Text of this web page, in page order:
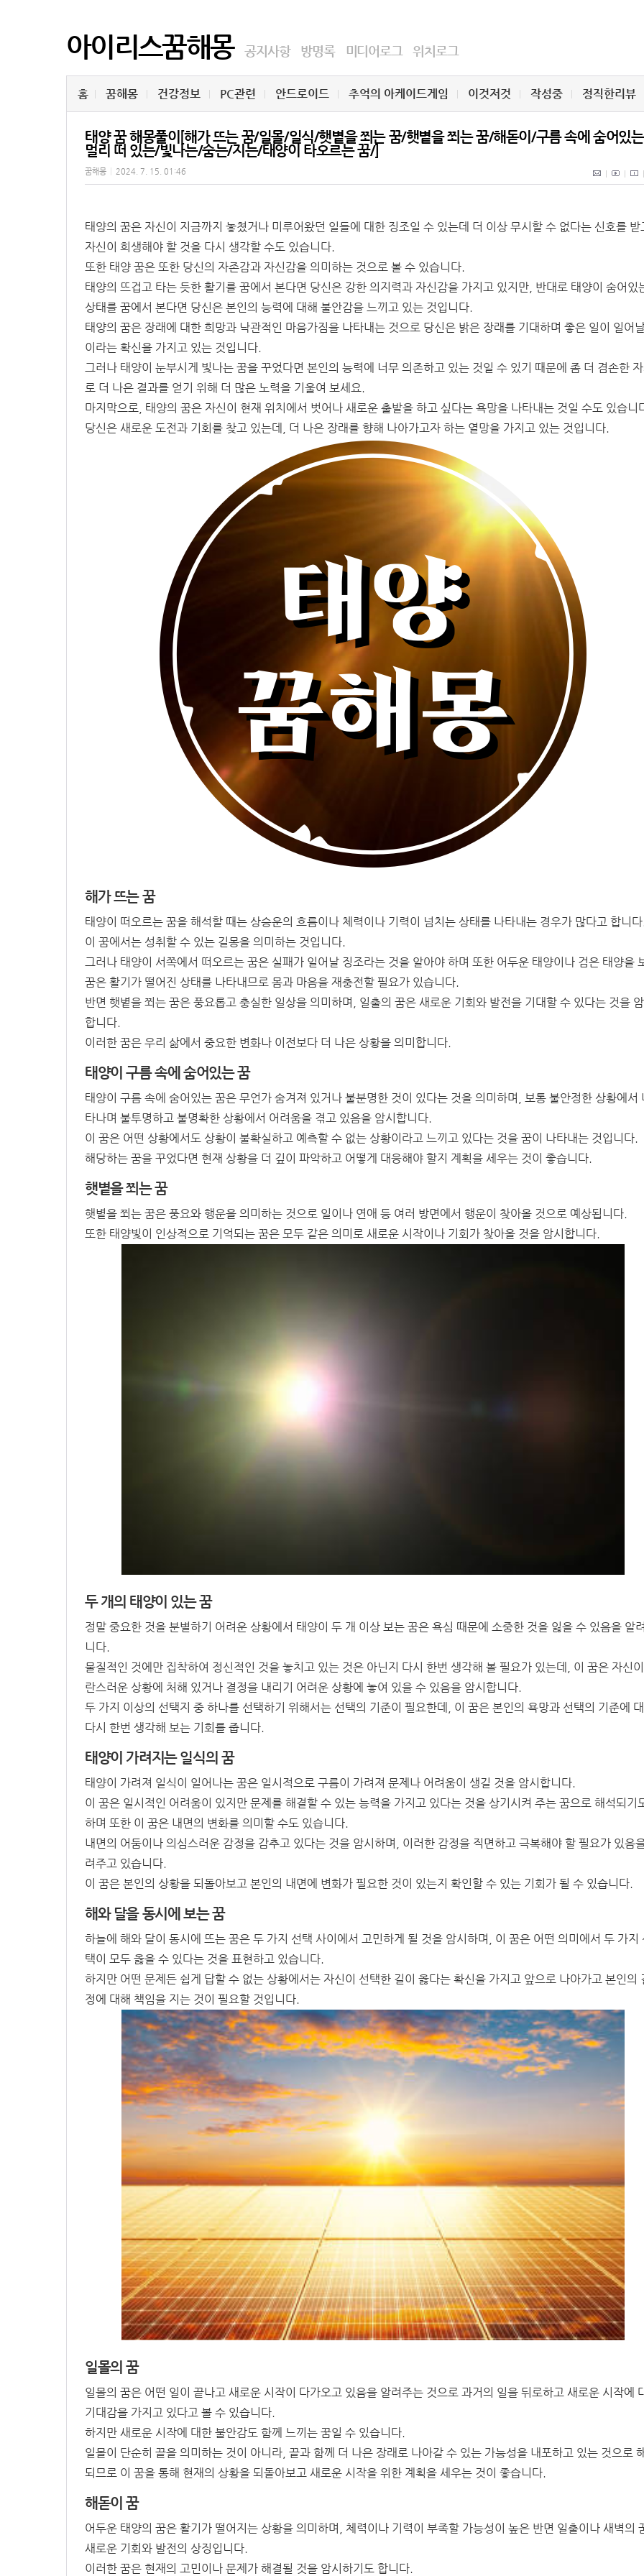
아이리스꿈해몽 공지사항 방명록 미디어로그 위치로그
홈 꿈해몽 건강정보 PC관련 안드로이드 추억의 아케이드게임 이것저것 작성중 정직한리뷰
태양 꿈 해몽풀이[해가 뜨는 꿈/일몰/일식/햇볕을 쬐는 꿈/햇볕을 쬐는 꿈/해돋이/구름 속에 숨어있
멀리 떠 있는/빛나는/숨는/지는/태양이 타오르는 꿈/]
꿈해몽 2024. 7. 15. 01:46
태양의 꿈은 자신이 지금까지 놓쳤거나 미루어왔던 일들에 대한 징조일 수 있는데 더 이상 무시할 수 없다는 신호를 받
자신이 희생해야 할 것을 다시 생각할 수도 있습니다.
또한 태양 꿈은 또한 당신의 자존감과 자신감을 의미하는 것으로 볼 수 있습니다.
태양의 뜨겁고 타는 듯한 활기를 꿈에서 본다면 당신은 강한 의지력과 자신감을 가지고 있지만, 반대로 태양이 숨어있
상태를 꿈에서 본다면 당신은 본인의 능력에 대해 불안감을 느끼고 있는 것입니다.
태양의 꿈은 장래에 대한 희망과 낙관적인 마음가짐을 나타내는 것으로 당신은 밝은 장래를 기대하며 좋은 일이 일어
이라는 확신을 가지고 있는 것입니다.
그러나 태양이 눈부시게 빛나는 꿈을 꾸었다면 본인의 능력에 너무 의존하고 있는 것일 수 있기 때문에 좀 더 겸손한
로 더 나은 결과를 얻기 위해 더 많은 노력을 기울여 보세요.
마지막으로, 태양의 꿈은 자신이 현재 위치에서 벗어나 새로운 출발을 하고 싶다는 욕망을 나타내는 것일 수도 있습니
당신은 새로운 도전과 기회를 찾고 있는데, 더 나은 장래를 향해 나아가고자 하는 열망을 가지고 있는 것입니다.
해가 뜨는 꿈
태양이 떠오르는 꿈을 해석할 때는 상승운의 흐름이나 체력이나 기력이 넘치는 상태를 나타내는 경우가 많다고 합니
이 꿈에서는 성취할 수 있는 길몽을 의미하는 것입니다.
그러나 태양이 서쪽에서 떠오르는 꿈은 실패가 일어날 징조라는 것을 알아야 하며 또한 어두운 태양이나 검은 태양을
꿈은 활기가 떨어진 상태를 나타내므로 몸과 마음을 재충전할 필요가 있습니다.
반면 햇볕을 쬐는 꿈은 풍요롭고 충실한 일상을 의미하며, 일출의 꿈은 새로운 기회와 발전을 기대할 수 있다는 것을
합니다.
이러한 꿈은 우리 삶에서 중요한 변화나 이전보다 더 나은 상황을 의미합니다.
태양이 구름 속에 숨어있는 꿈
태양이 구름 속에 숨어있는 꿈은 무언가 숨겨져 있거나 불분명한 것이 있다는 것을 의미하며, 보통 불안정한 상황에서
타나며 불투명하고 불명확한 상황에서 어려움을 겪고 있음을 암시합니다.
이 꿈은 어떤 상황에서도 상황이 불확실하고 예측할 수 없는 상황이라고 느끼고 있다는 것을 꿈이 나타내는 것입니다.
해당하는 꿈을 꾸었다면 현재 상황을 더 깊이 파악하고 어떻게 대응해야 할지 계획을 세우는 것이 좋습니다.
햇볕을 쬐는 꿈
햇볕을 쬐는 꿈은 풍요와 행운을 의미하는 것으로 일이나 연애 등 여러 방면에서 행운이 찾아올 것으로 예상됩니다.
또한 태양빛이 인상적으로 기억되는 꿈은 모두 같은 의미로 새로운 시작이나 기회가 찾아올 것을 암시합니다.
두 개의 태양이 있는 꿈
정말 중요한 것을 분별하기 어려운 상황에서 태양이 두 개 이상 보는 꿈은 욕심 때문에 소중한 것을 잃을 수 있음을 알
니다.
물질적인 것에만 집착하여 정신적인 것을 놓치고 있는 것은 아닌지 다시 한번 생각해 볼 필요가 있는데, 이 꿈은 자신
란스러운 상황에 처해 있거나 결정을 내리기 어려운 상황에 놓여 있을 수 있음을 암시합니다.
두 가지 이상의 선택지 중 하나를 선택하기 위해서는 선택의 기준이 필요한데, 이 꿈은 본인의 욕망과 선택의 기준에
다시 한번 생각해 보는 기회를 줍니다.
태양이 가려지는 일식의 꿈
태양이 가려져 일식이 일어나는 꿈은 일시적으로 구름이 가려져 문제나 어려움이 생길 것을 암시합니다.
이 꿈은 일시적인 어려움이 있지만 문제를 해결할 수 있는 능력을 가지고 있다는 것을 상기시켜 주는 꿈으로 해석되기
하며 또한 이 꿈은 내면의 변화를 의미할 수도 있습니다.
내면의 어둠이나 의심스러운 감정을 감추고 있다는 것을 암시하며, 이러한 감정을 직면하고 극복해야 할 필요가 있음
려주고 있습니다.
이 꿈은 본인의 상황을 되돌아보고 본인의 내면에 변화가 필요한 것이 있는지 확인할 수 있는 기회가 될 수 있습니다.
해와 달을 동시에 보는 꿈
하늘에 해와 달이 동시에 뜨는 꿈은 두 가지 선택 사이에서 고민하게 될 것을 암시하며, 이 꿈은 어떤 의미에서 두 가지
택이 모두 옳을 수 있다는 것을 표현하고 있습니다.
하지만 어떤 문제든 쉽게 답할 수 없는 상황에서는 자신이 선택한 길이 옳다는 확신을 가지고 앞으로 나아가고 본인의
정에 대해 책임을 지는 것이 필요할 것입니다.
일몰의 꿈
일몰의 꿈은 어떤 일이 끝나고 새로운 시작이 다가오고 있음을 알려주는 것으로 과거의 일을 뒤로하고 새로운 시작에
기대감을 가지고 있다고 볼 수 있습니다.
하지만 새로운 시작에 대한 불안감도 함께 느끼는 꿈일 수 있습니다.
일몰이 단순히 끝을 의미하는 것이 아니라, 끝과 함께 더 나은 장래로 나아갈 수 있는 가능성을 내포하고 있는 것으로
되므로 이 꿈을 통해 현재의 상황을 되돌아보고 새로운 시작을 위한 계획을 세우는 것이 좋습니다.
해돋이 꿈
어두운 태양의 꿈은 활기가 떨어지는 상황을 의미하며, 체력이나 기력이 부족할 가능성이 높은 반면 일출이나 새벽의
새로운 기회와 발전의 상징입니다.
이러한 꿈은 현재의 고민이나 문제가 해결될 것을 암시하기도 합니다.